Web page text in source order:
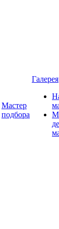
Мастер
подбора
Галерея